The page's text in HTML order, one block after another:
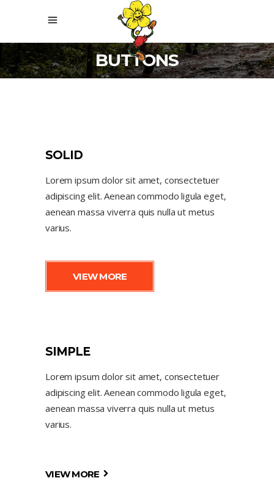
BUTTONS
SOLID
Lorem ipsum dolor sit amet, consectetuer
adipiscing elit. Aenean commodo ligula eget,
aenean massa viverra quis nulla ut metus
varius.
VIEW MORE
SIMPLE
Lorem ipsum dolor sit amet, consectetuer
adipiscing elit. Aenean commodo ligula eget,
aenean massa viverra quis nulla ut metus
varius.
VIEW MORE